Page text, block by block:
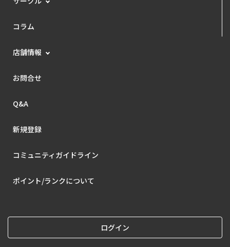
コラム
店舗情報
お問合せ
Q&A
新規登録
コミュニティガイドライン
ポイント/ランクについて
ログイン